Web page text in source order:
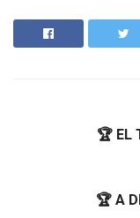
🏆 EL
🏆 A